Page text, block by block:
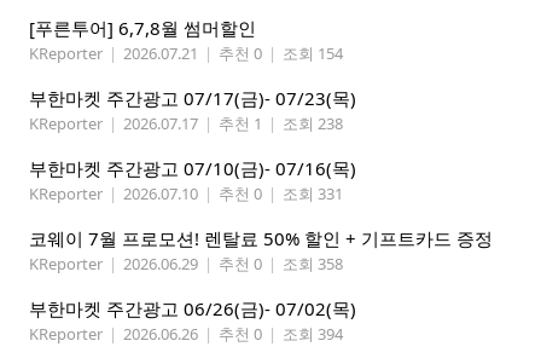
[푸른투어] 6,7,8월 썸머할인
KReporter | 2026.07.21 | 추천 0 | 조회 154
부한마켓 주간광고 07/17(금)- 07/23(목)
KReporter | 2026.07.17 | 추천 1 | 조회 238
부한마켓 주간광고 07/10(금)- 07/16(목)
KReporter | 2026.07.10 | 추천 0 | 조회 331
코웨이 7월 프로모션! 렌탈료 50% 할인 + 기프트카드 증정
KReporter | 2026.06.29 | 추천 0 | 조회 358
부한마켓 주간광고 06/26(금)- 07/02(목)
KReporter | 2026.06.26 | 추천 0 | 조회 394